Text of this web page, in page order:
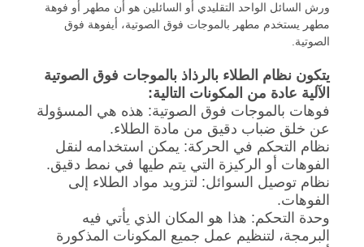
ورش السائل الواحد التقليدي أو السائلين هو أن مطهر أو فوهة
مطهر يستخدم مطهر بالموجات فوق الصوتية، أيفوهة فوق
الصوتية.
يتكون نظام الطلاء بالرذاذ بالموجات فوق الصوتية
الآلية عادة من المكونات التالية:
فوهات بالموجات فوق الصوتية: هذه هي المسؤولة
عن خلق ضباب دقيق من مادة الطلاء.
نظام التحكم في الحركة: يمكن استخدامه لنقل
الفوهات أو الركيزة التي يتم طيها في نمط دقيق.
نظام توصيل السوائل: لتزويد مواد الطلاء إلى
الفوهات.
وحدة التحكم: هذا هو المكان الذي يأتي فيه
البرمجة، لتنظيم عمل جميع المكونات المذكورة